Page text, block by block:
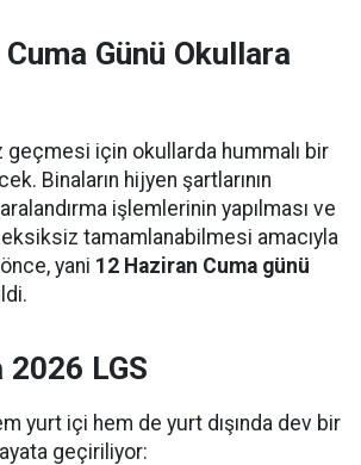
Günü Okullara
geçmesi için okullarda hummalı bir
Binaların hijyen şartlarının
işlemlerinin yapılması ve
eksiksiz tamamlanabilmesi amacıyla
yani 12 Haziran Cuma günü
2026 LGS
yurt içi hem de yurt dışında dev bir
geçiriliyor: